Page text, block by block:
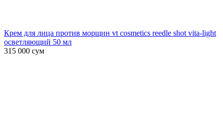
Крем для лица против морщин vt cosmetics reedle shot vita-light
осветляющий 50 мл
315 000 сум